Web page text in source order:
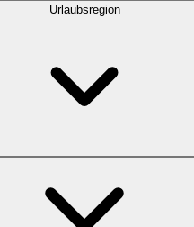
Urlaubsregion